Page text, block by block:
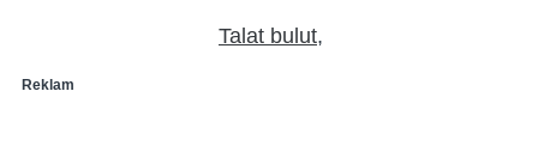
Talat bulut
Reklam